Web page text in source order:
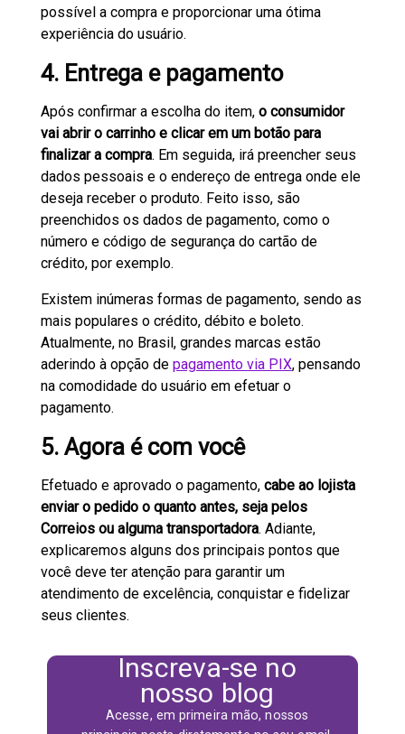
possível a compra e proporcionar uma ótima
experiência do usuário.
4. Entrega e pagamento
Após confirmar a escolha do item,o consumidor
vai abrir o carrinho e clicar em um botão para
finalizar a compra. Em seguida, irá preencher seus
dados pessoais e o endereço de entrega onde ele
deseja receber o produto. Feito isso, são
preenchidos os dados de pagamento, como o
número e código de segurança do cartão de
crédito, por exemplo.
Existem inúmeras formas de pagamento, sendo as
mais populares o crédito, débito e boleto.
Atualmente, no Brasil, grandes marcas estão
aderindo à opção de pagamento via PIX, pensando
na comodidade do usuário em efetuar o
pagamento.
5. Agora é com você
Efetuado e aprovado o pagamento, cabe ao lojista
enviar o pedido o quanto antes, seja pelos
Correios ou alguma transportadora. Adiante,
explicaremos alguns dos principais pontos que
você deve ter atenção para garantir um
atendimento de excelência, conquistar e fidelizar
seus clientes.
Inscreva-se no
nosso blog
Acesse, em primeira mão, nossos